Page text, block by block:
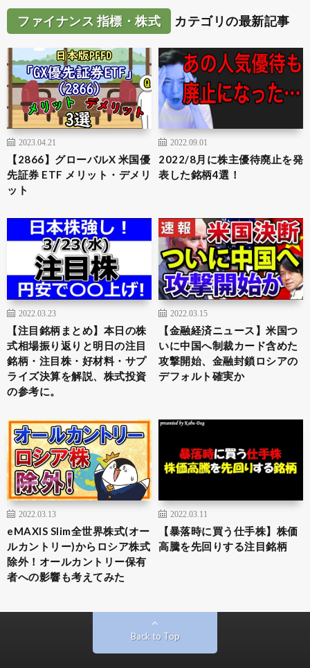
ファイナンス 指標・株式 カテゴリの最新記事
2023.04.21
【2866】グローバルX 米国優
先証券 ETF メリット・デメリ
ット
2022.09.01
2022/8月に株主優待廃止を発
表した銘柄4選！
2022.03.23
【注目銘柄まとめ】本日の株
式相場振り返りと明日の注目
銘柄・注目株・好材料・サプ
ライズ決算を解説、株式投資
の参考に。
2022.03.15
【金融経済ニュース】米国つ
いに中国へ制裁カード含めた
攻撃開始、金融封鎖ロシアの
デフォルト確実か
2022.03.13
eMAXIS Slim全世界株式(オー
ルカントリー)からロシア株式
除外！オールカントリー保有
者への影響も考えてみた
2022.03.11
【暴落時に買う仕手株】株価
高騰を先回りする注目銘柄
Back to Top